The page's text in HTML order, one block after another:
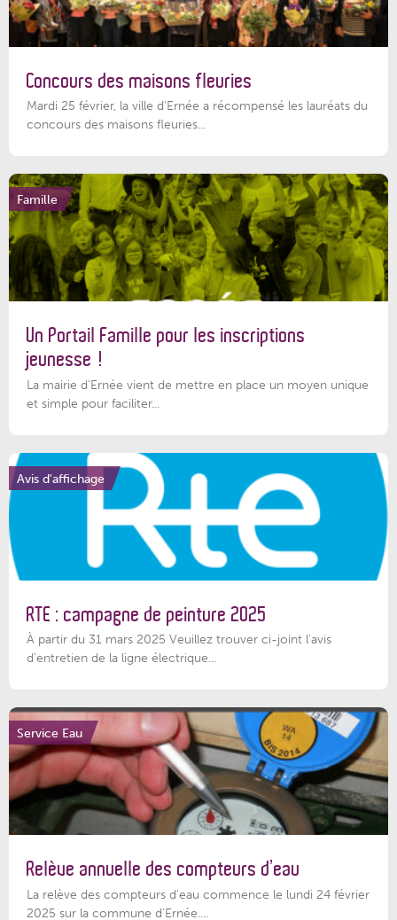
Concours des maisons fleuries
Mardi 25 février, la ville d'Ernée a récompensé les lauréats du
concours des maisons fleuries...
Famille
Un Portail Famille pour les inscriptions
jeunesse !
La mairie d’Ernée vient de mettre en place un moyen unique
et simple pour faciliter...
Avis d'affichage
RTE : campagne de peinture 2025
À partir du 31 mars 2025 Veuillez trouver ci-joint l'avis
d'entretien de la ligne électrique...
Service Eau
Relève annuelle des compteurs d’eau
La relève des compteurs d'eau commence le lundi 24 février
2025 sur la commune d’Ernée....